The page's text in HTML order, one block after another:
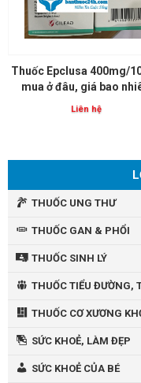
Thuốc Epclusa 400mg/
mua ở đâu, giá bao
Liên hệ
THUỐC UNG THƯ
THUỐC GAN & PHỔI
THUỐC SINH LÝ
THUỐC TIỂU ĐƯỜNG,
THUỐC CƠ XƯƠNG
SỨC KHOẺ, LÀM ĐẸP
SỨC KHOẺ CỦA BÉ